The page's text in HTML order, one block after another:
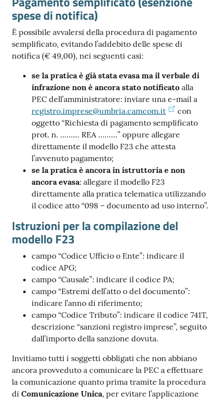
spese di notifica)
È possibile avvalersi della procedura di pagamento
semplificato, evitando l’addebito delle spese di
notifica (€ 49,00), nei seguenti casi:
se la pratica è già stata evasa ma il verbale di
infrazione non è ancora stato notificato alla
PEC dell’amministratore: inviare una e-mail a
registro.imprese@umbria.camcom.it
con
oggetto “Richiesta di pagamento semplificato
prot. n. ……… REA ………” oppure allegare
direttamente il modello F23 che attesta
l’avvenuto pagamento;
se la pratica è ancora in istruttoria e non
ancora evasa: allegare il modello F23
direttamente alla pratica telematica utilizzando
il codice atto “098 – documento ad uso interno”.
Istruzioni per la compilazione del
modello F23
campo “Codice Ufficio o Ente”: indicare il
codice APG;
campo “Causale”: indicare il codice PA;
campo “Estremi dell’atto o del documento”:
indicare l’anno di riferimento;
campo “Codice Tributo”: indicare il codice 741T,
descrizione “sanzioni registro imprese”, seguito
dall’importo della sanzione dovuta.
Invitiamo tutti i soggetti obbligati che non abbiano
ancora provveduto a comunicare la PEC a effettuare
la comunicazione quanto prima tramite la procedura
di Comunicazione Unica, per evitare l’applicazione